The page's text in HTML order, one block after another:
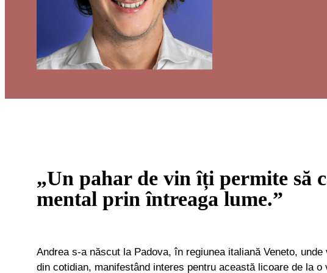
„Un pahar de vin îți permite să
mental prin întreaga lume.”
Andrea s-a născut la Padova, în regiunea italiană Veneto,
din cotidian, manifestând interes pentru această licoare de la o vârstă foarte